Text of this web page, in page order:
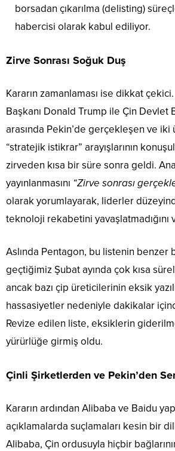
borsadan çıkarılma (delisting)
habercisi olarak kabul ediliyor.
Zirve Sonrası Soğuk Duş
Kararın zamanlaması ise dikkat
Başkanı Donald Trump ile Çin Devlet
arasında Pekin’de gerçekleşen ve
“stratejik istikrar” arayışlarının
zirveden kısa bir süre sonra geldi.
yayınlanmasını “Zirve sonrası
olarak yorumlayarak, liderler
teknoloji rekabetini yavaşlatmadığını
Aslında Pentagon, bu listenin benzer
geçtiğimiz Şubat ayında çok kısa
ancak bazı çip üreticilerinin eksik
hassasiyetler nedeniyle dakikalar
Revize edilen liste, eksiklerin
yürürlüğe girmiş oldu.
Çinli Şirketlerden ve Pekin’den
Kararın ardından Alibaba ve Baidu
açıklamalarda suçlamaları kesin bir
Alibaba, Çin ordusuyla hiçbir